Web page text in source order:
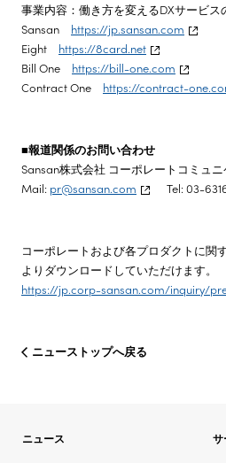
事業内容：働き方を変えるDXサービス
Sansan https://jp.sansan.com
Eight https://8card.net
Bill One https://bill-one.com
Contract One https://contract-
■報道関係のお問い合わせ
Sansan株式会社 コーポレートコミュ
Mail: pr@sansan.com Tel: 03-
コーポレートおよび各プロダクトに関
よりダウンロードしていただけます。
https://jp.corp-sansan.com/inquiry/
ニューストップへ戻る
ニュース サ